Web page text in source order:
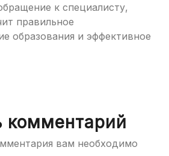
к специалисту,
правильное
образования и эффективное
комментарий
вам необходимо